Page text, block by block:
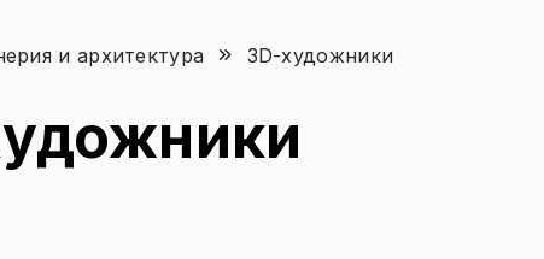
и архитектура 3D-художники